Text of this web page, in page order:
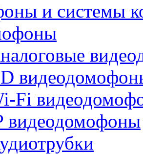
и системы
Fi
видеодомофоны